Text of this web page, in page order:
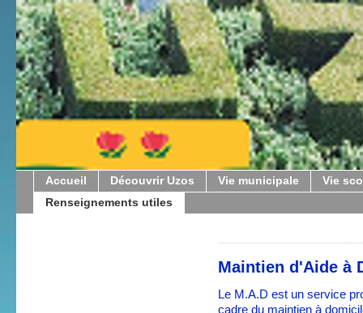
Accueil Découvrir Uzos Vie municipale
Vie
Renseignements utiles
Maintien d'Aide à
Le M.A.D est un service
cadre du maintien à